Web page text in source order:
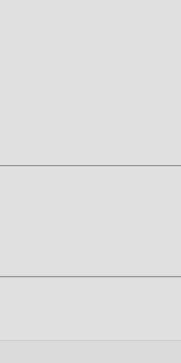
tanto la característica como
hace que la gente se
no necesita gastar la
ayudarlo fácilmente
en el paquete de
a jugar, que esperas,